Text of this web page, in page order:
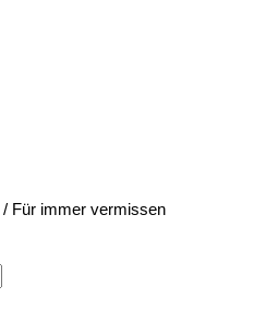
/ Für immer vermissen